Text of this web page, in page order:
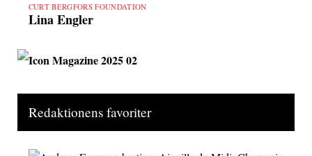
CURT BERGFORS FOUNDATION
Lina Engler
Redaktionens favoriter